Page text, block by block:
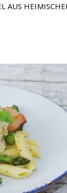
AUS